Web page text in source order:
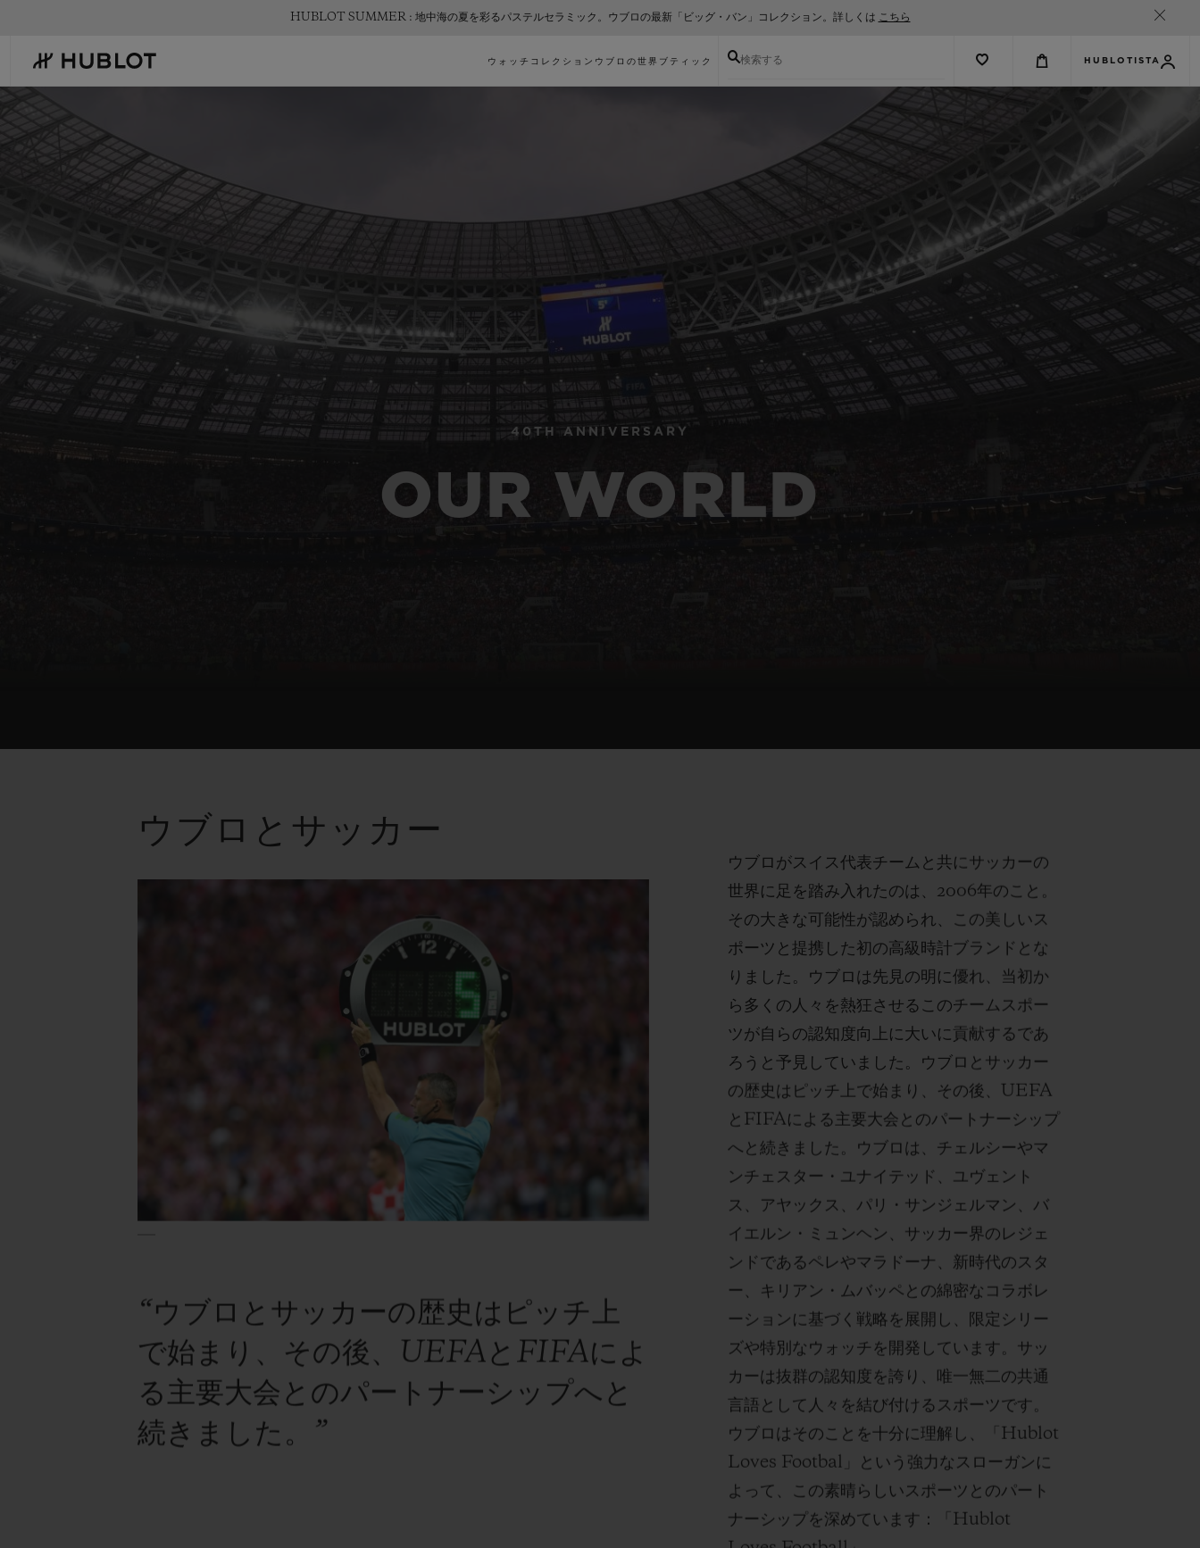
content
HUBLOT SUMMER : 地中海の夏を彩るパステルセラミック。ウブロの最新「ビッグ・バン」コレクション。詳しくは こちら
ウォッチコレクション ウブロの世界 ブティック 検索する HUBLOTISTA
40TH ANNIVERSARY
OUR WORLD
ウブロとサッカー
“ウブロとサッカーの歴史はピッチ上
で始まり、その後、UEFAとFIFAによ
る主要大会とのパートナーシップへと
続きました。”
ウブロがスイス代表チームと共にサッカーの
世界に足を踏み入れたのは、2006年のこと。
その大きな可能性が認められ、この美しいス
ポーツと提携した初の高級時計ブランドとな
りました。ウブロは先見の明に優れ、当初か
ら多くの人々を熱狂させるこのチームスポー
ツが自らの認知度向上に大いに貢献するであ
ろうと予見していました。ウブロとサッカー
の歴史はピッチ上で始まり、その後、UEFA
とFIFAによる主要大会とのパートナーシップ
へと続きました。ウブロは、チェルシーやマ
ンチェスター・ユナイテッド、ユヴェント
ス、アヤックス、パリ・サンジェルマン、バ
イエルン・ミュンヘン、サッカー界のレジェ
ンドであるペレやマラドーナ、新時代のスタ
ー、キリアン・ムバッペとの綿密なコラボレ
ーションに基づく戦略を展開し、限定シリー
ズや特別なウォッチを開発しています。サッ
カーは抜群の認知度を誇り、唯一無二の共通
言語として人々を結び付けるスポーツです。
ウブロはそのことを十分に理解し、「Hublot
Loves Footbal」という強力なスローガンに
よって、この素晴らしいスポーツとのパート
ナーシップを深めています：「Hublot
新作
ピーチセラミック エッセンシャル トープ
オンライン限定
リローデッド オールブラッ